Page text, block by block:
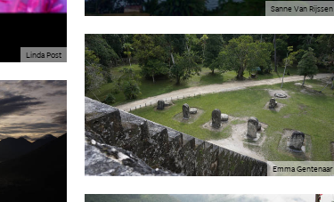
Linda Post
Sanne Van Rijssen
Emma Gentenaar